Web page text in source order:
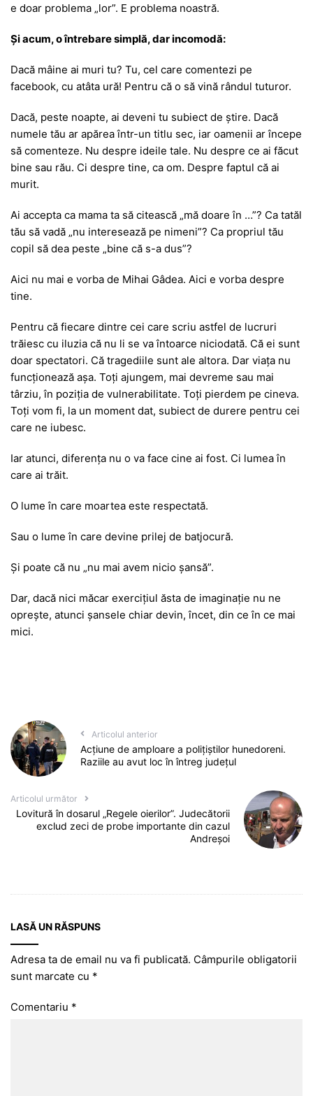
e doar problema „lor”. E problema noastră.
Și acum, o întrebare simplă, dar incomodă:
Dacă mâine ai muri tu? Tu, cel care comentezi pe
facebook, cu atâta ură! Pentru că o să vină rândul tuturor.
Dacă, peste noapte, ai deveni tu subiect de știre. Dacă
numele tău ar apărea într-un titlu sec, iar oamenii ar începe
să comenteze. Nu despre ideile tale. Nu despre ce ai făcut
bine sau rău. Ci despre tine, ca om. Despre faptul că ai
murit.
Ai accepta ca mama ta să citească „mă doare în …”? Ca tatăl
tău să vadă „nu interesează pe nimeni”? Ca propriul tău
copil să dea peste „bine că s-a dus”?
Aici nu mai e vorba de Mihai Gâdea. Aici e vorba despre
tine.
Pentru că fiecare dintre cei care scriu astfel de lucruri
trăiesc cu iluzia că nu li se va întoarce niciodată. Că ei sunt
doar spectatori. Că tragediile sunt ale altora. Dar viața nu
funcționează așa. Toți ajungem, mai devreme sau mai
târziu, în poziția de vulnerabilitate. Toți pierdem pe cineva.
Toți vom fi, la un moment dat, subiect de durere pentru cei
care ne iubesc.
Iar atunci, diferența nu o va face cine ai fost. Ci lumea în
care ai trăit.
O lume în care moartea este respectată.
Sau o lume în care devine prilej de batjocură.
Și poate că nu „nu mai avem nicio șansă”.
Dar, dacă nici măcar exercițiul ăsta de imaginație nu ne
oprește, atunci șansele chiar devin, încet, din ce în ce mai
mici.
Articolul anterior
Acțiune de amploare a polițiștilor hunedoreni.
Raziile au avut loc în întreg județul
Articolul următor
Lovitură în dosarul „Regele oierilor”. Judecătorii
exclud zeci de probe importante din cazul
Andreșoi
LASĂ UN RĂSPUNS
Adresa ta de email nu va fi publicată. Câmpurile obligatorii
sunt marcate cu *
Comentariu *